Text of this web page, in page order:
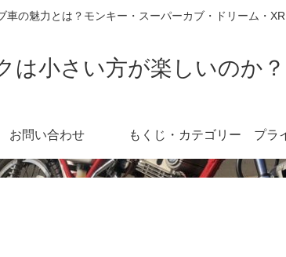
車の魅力とは？モンキー・スーパーカブ・ドリーム・XR
は小さい方が楽しいのか？
お問い合わせ もくじ・カテゴリー